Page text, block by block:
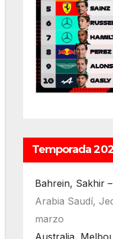
Temporada
Bahrein, Sakhir
Arabia Saudí,
marzo
Australia,